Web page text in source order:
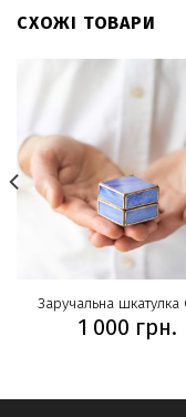
СХОЖІ ТОВАРИ
Заручальна шкатулка
1 000 грн.